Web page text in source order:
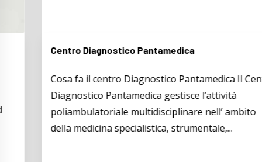
Centro Diagnostico Pantamedica
Cosa fa il centro Diagnostico Pantamedica Il Centro
Diagnostico Pantamedica gestisce l’attività
poliambulatoriale multidisciplinare nell’ ambito
della medicina specialistica, strumentale,...